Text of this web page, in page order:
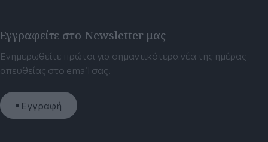
Εγγραφείτε στο Newsletter μας
Ενημερωθείτε πρώτοι για σημαντικότερα νέα της ημέρας
απευθείας στο email σας.
Εγγραφή